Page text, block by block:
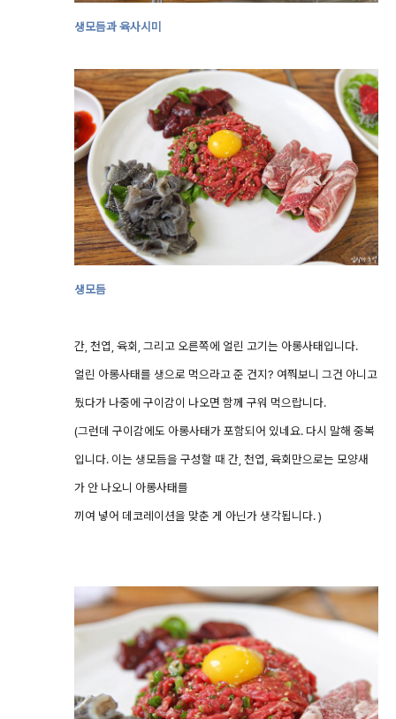
생모듬과 육사시미
생모듬
간, 천엽, 육회, 그리고 오른쪽에 얼린 고기는 아롱사태입니다.
얼린 아롱사태를 생으로 먹으라고 준 건지? 여쭤보니 그건 아니고
뒀다가 나중에 구이감이 나오면 함께 구워 먹으랍니다.
(그런데 구이감에도 아롱사태가 포함되어 있네요. 다시 말해 중복
입니다. 이는 생모듬을 구성할 때 간, 천엽, 육회만으로는 모양새
가 안 나오니 아롱사태를
끼여 넣어 데코레이션을 맞춘 게 아닌가 생각됩니다. )